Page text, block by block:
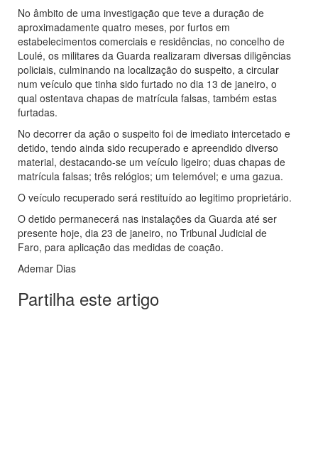
No âmbito de uma investigação que teve a duração de
aproximadamente quatro meses, por furtos em
estabelecimentos comerciais e residências, no concelho de
Loulé, os militares da Guarda realizaram diversas diligências
policiais, culminando na localização do suspeito, a circular
num veículo que tinha sido furtado no dia 13 de janeiro, o
qual ostentava chapas de matrícula falsas, também estas
furtadas.
No decorrer da ação o suspeito foi de imediato intercetado e
detido, tendo ainda sido recuperado e apreendido diverso
material, destacando-se um veículo ligeiro; duas chapas de
matrícula falsas; três relógios; um telemóvel; e uma gazua.
O veículo recuperado será restituído ao legitimo proprietário.
O detido permanecerá nas instalações da Guarda até ser
presente hoje, dia 23 de janeiro, no Tribunal Judicial de
Faro, para aplicação das medidas de coação.
Ademar Dias
Partilha este artigo